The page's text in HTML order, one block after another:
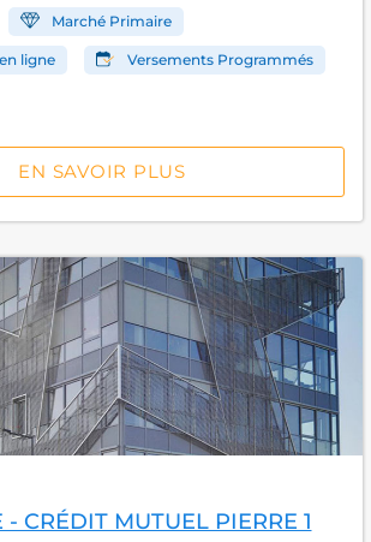
Marché Primaire
ligne Versements Programmés
EN SAVOIR PLUS
CRÉDIT MUTUEL PIERRE 1